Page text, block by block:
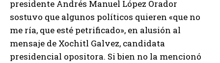
presidente Andrés Manuel López Orador
sostuvo que algunos políticos quieren «que no
me ría, que esté petrificado», en alusión al
mensaje de Xochitl Galvez, candidata
presidencial opositora. Si bien no la mencionó